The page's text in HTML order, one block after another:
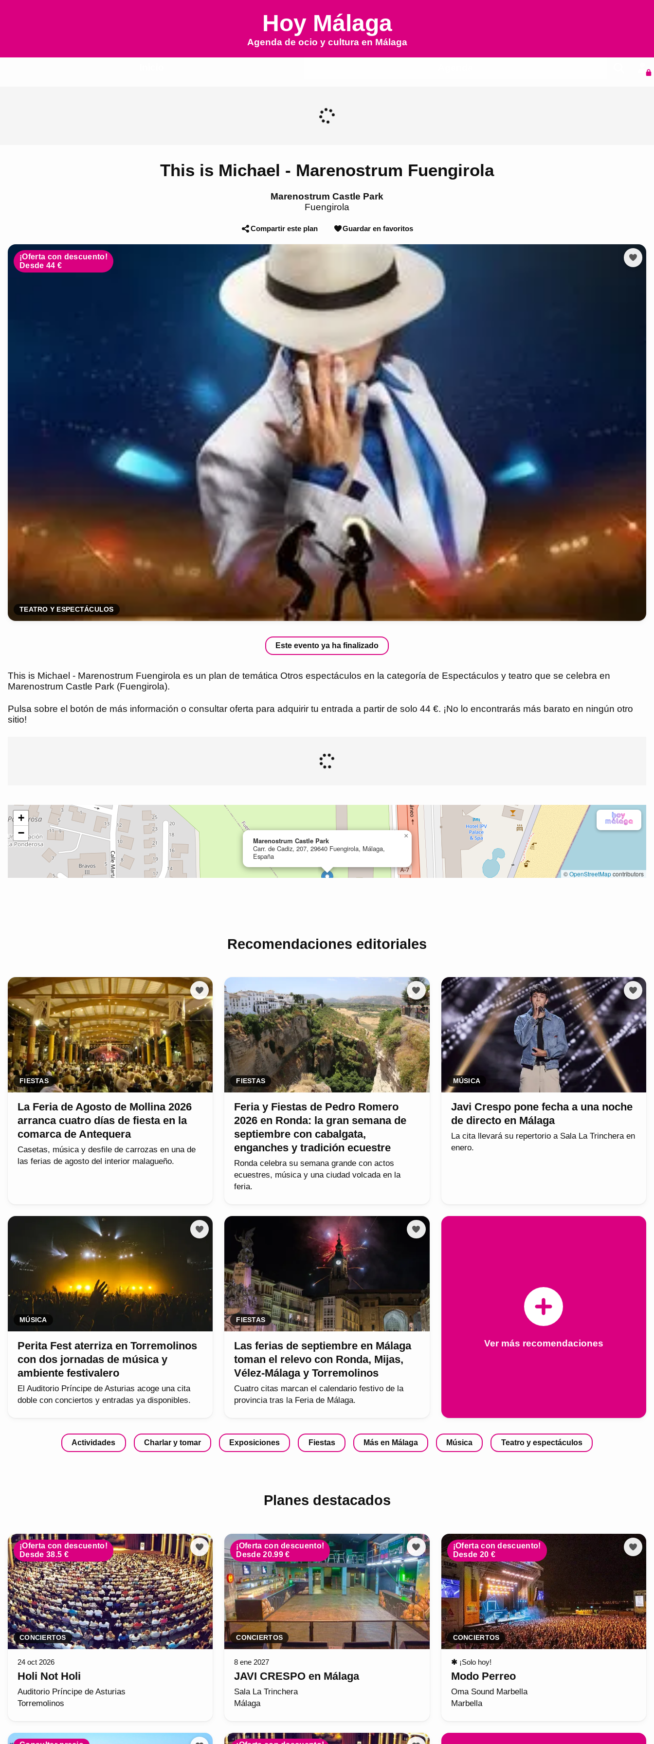
Hoy Málaga
Agenda de ocio y cultura en Málaga
This is Michael - Marenostrum Fuengirola
Marenostrum Castle Park
Fuengirola
Compartir este plan Guardar en favoritos
¡Oferta con descuento!
Desde 44 €
TEATRO Y ESPECTÁCULOS
Este evento ya ha finalizado
This is Michael - Marenostrum Fuengirola es un plan de temática Otros espectáculos en la categoría de Espectáculos y teatro que se celebra en
Marenostrum Castle Park (Fuengirola).
Pulsa sobre el botón de más información o consultar oferta para adquirir tu entrada a partir de solo 44 €. ¡No lo encontrarás más barato en ningún otro
sitio!
Recomendaciones editoriales
FIESTAS
La Feria de Agosto de Mollina 2026
arranca cuatro días de fiesta en la
comarca de Antequera
Casetas, música y desfile de carrozas en una de
las ferias de agosto del interior malagueño.
FIESTAS
Feria y Fiestas de Pedro Romero
2026 en Ronda: la gran semana de
septiembre con cabalgata,
enganches y tradición ecuestre
Ronda celebra su semana grande con actos
ecuestres, música y una ciudad volcada en la
feria.
MÚSICA
Javi Crespo pone fecha a una noche
de directo en Málaga
La cita llevará su repertorio a Sala La Trinchera en
enero.
MÚSICA
Perita Fest aterriza en Torremolinos
con dos jornadas de música y
ambiente festivalero
El Auditorio Príncipe de Asturias acoge una cita
doble con conciertos y entradas ya disponibles.
FIESTAS
Las ferias de septiembre en Málaga
toman el relevo con Ronda, Mijas,
Vélez-Málaga y Torremolinos
Cuatro citas marcan el calendario festivo de la
provincia tras la Feria de Málaga.
Ver más recomendaciones
Actividades Charlar y tomar Exposiciones Fiestas Más en Málaga Música Teatro y espectáculos
Planes destacados
¡Oferta con descuento!
Desde 38.5 €
CONCIERTOS
24 oct 2026
Holi Not Holi
Auditorio Príncipe de Asturias
Torremolinos
¡Oferta con descuento!
Desde 20.99 €
CONCIERTOS
8 ene 2027
JAVI CRESPO en Málaga
Sala La Trinchera
Málaga
¡Oferta con descuento!
Desde 20 €
CONCIERTOS
✱ ¡Solo hoy!
Modo Perreo
Oma Sound Marbella
Marbella